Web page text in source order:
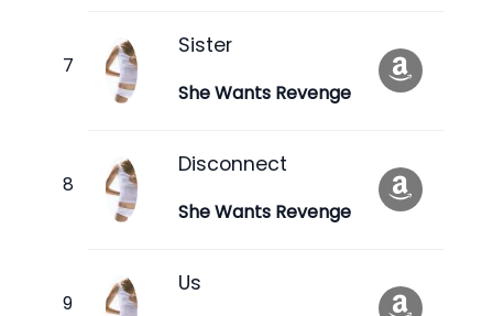
Sister
She Wants Revenge
Disconnect
She Wants Revenge
Us